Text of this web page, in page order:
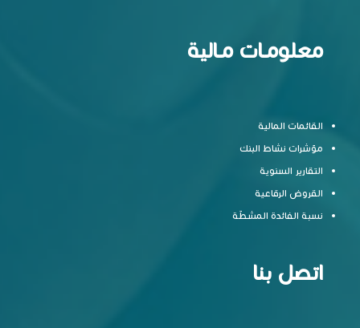
معلومـات مـالية
القائمات المالية
مؤشرات نشاط البنك
التقارير السنوية
القروض الرقاعية
نسبة الفائدة المشطّة
اتصل بنا